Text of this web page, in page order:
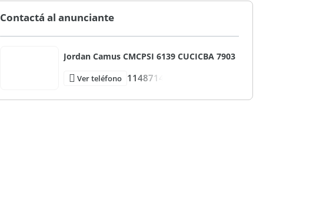
Contactá al anunciante
Jordan Camus CMCPSI 6139 CUCICBA 7903
Ver teléfono 1148714